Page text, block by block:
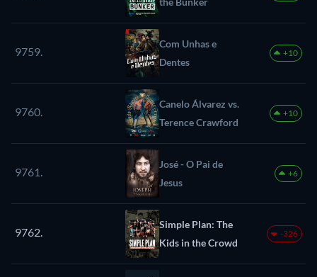
9759.
Com Unhas e
Dentes
+10
9760.
Canelo Álvarez vs.
Terence Crawford
+10
9761.
José - O Pai de
Jesus
+6
9762.
Simple Plan: The
Kids in the Crowd
-326